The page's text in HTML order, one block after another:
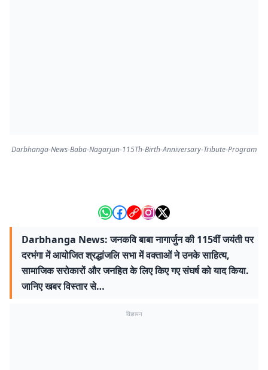
Darbhanga-News-Baba-Nagarjun-115Th-Birth-Anniversary-Tribute-Program
Darbhanga News: जनकवि बाबा नागार्जुन की 115वीं जयंती पर
दरभंगा में आयोजित श्रद्धांजलि सभा में वक्ताओं ने उनके साहित्य,
सामाजिक सरोकारों और जनहित के लिए किए गए संघर्ष को याद किया.
जानिए खबर विस्तार से…
विज्ञापन